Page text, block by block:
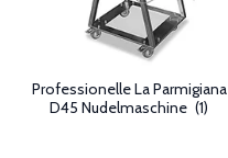
Professionelle La Parmigiana
D45 Nudelmaschine (1)